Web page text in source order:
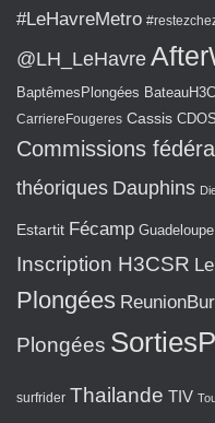
#LeHavreMetro
@LH_LeHavre
BaptêmesPlongées
CarriereFougeres Cassis
Commissions
théoriques Dauphins
Estartit Fécamp Guadeloupe
Inscription H3CSR
Plongées
Plongées
surfrider Thailande TIV